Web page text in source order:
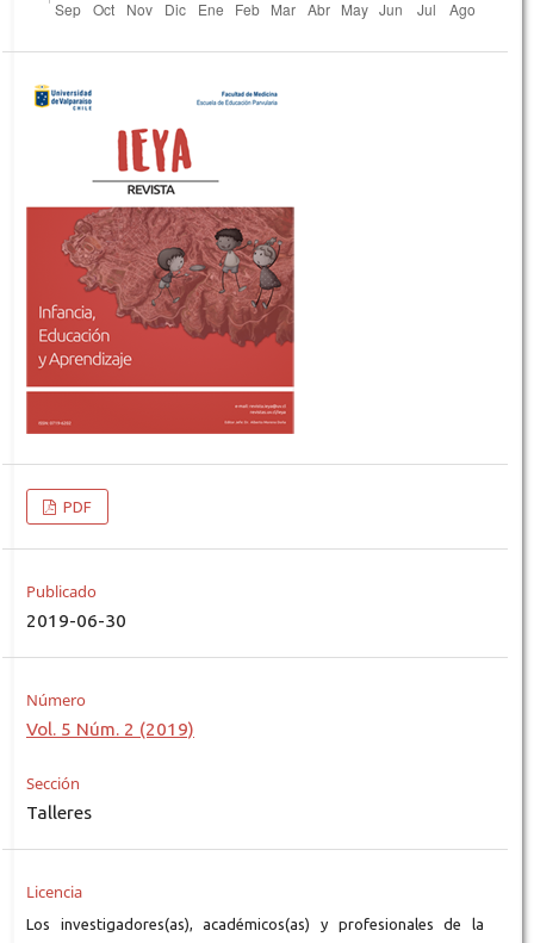
PDF
Publicado
2019-06-30
Número
Vol. 5 Núm. 2 (2019)
Sección
Talleres
Licencia
Los investigadores(as), académicos(as) y profesionales de la